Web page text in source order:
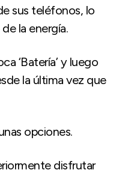
sus teléfonos, lo
la energía.
‘Batería’ y luego
la última vez que
opciones.
disfrutar